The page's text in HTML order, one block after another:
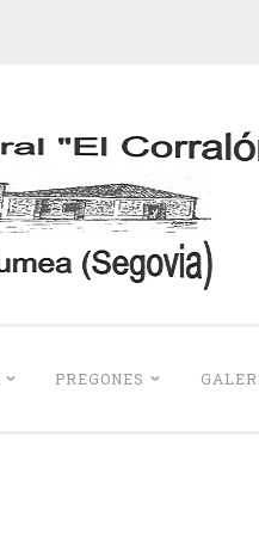
PREGONES